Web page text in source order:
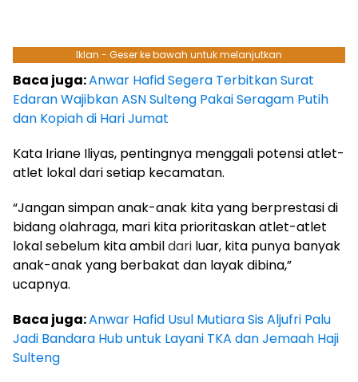
Iklan - Geser ke bawah untuk melanjutkan
Baca juga:Anwar Hafid Segera Terbitkan Surat
Edaran Wajibkan ASN Sulteng Pakai Seragam Putih
dan Kopiah di Hari Jumat
Kata Iriane Iliyas, pentingnya menggali potensi atlet-
atlet lokal dari setiap kecamatan.
“Jangan simpan anak-anak kita yang berprestasi di
bidang olahraga, mari kita prioritaskan atlet-atlet
lokal sebelum kita ambildari luar, kita punya banyak
anak-anak yang berbakat dan layak dibina,”
ucapnya.
Baca juga:Anwar Hafid Usul Mutiara Sis Aljufri Palu
Jadi Bandara Hub untuk Layani TKA dan Jemaah Haji
Sulteng